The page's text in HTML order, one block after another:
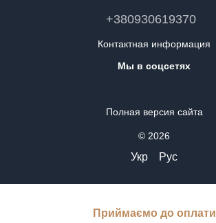
+380930619370
Контактная информация
Мы в соцсетях
Полная версия сайта
© 2026
Укр Рус
Приймаємо до оплати